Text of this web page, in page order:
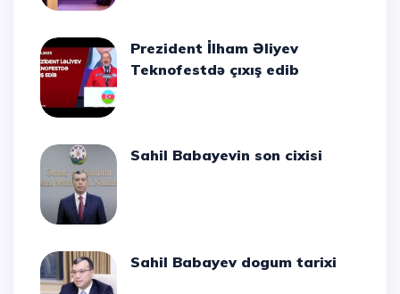
Prezident İlham Əliyev
Teknofestdə çıxış edib
Sahil Babayevin son cixisi
Sahil Babayev dogum tarixi